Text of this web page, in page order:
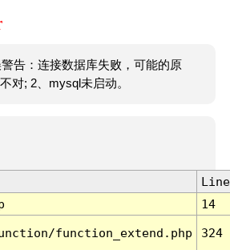
告：连接数据库失败，可能的原
对; 2、mysql未启动。
Line
14
function_extend.php 324